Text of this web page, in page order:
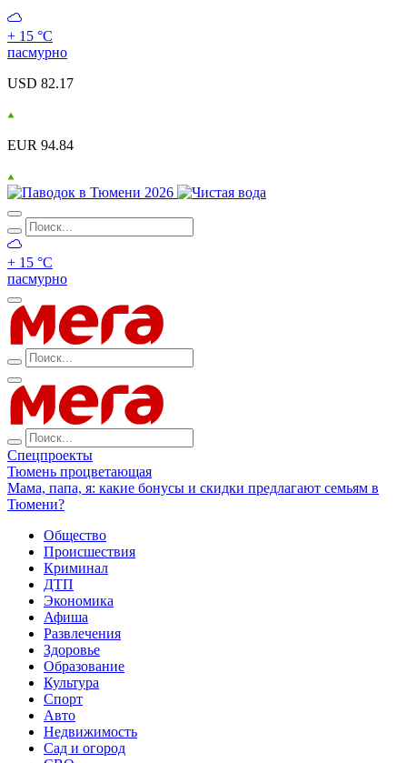
+ 15 °С
пасмурно
USD 82.17
EUR 94.84
+ 15 °С
пасмурно
Спецпроекты
Тюмень процветающая
Мама, папа, я: какие бонусы и скидки предлагают семьям в
Тюмени?
Общество
Происшествия
Криминал
ДТП
Экономика
Афиша
Развлечения
Здоровье
Образование
Культура
Спорт
Авто
Недвижимость
Сад и огород